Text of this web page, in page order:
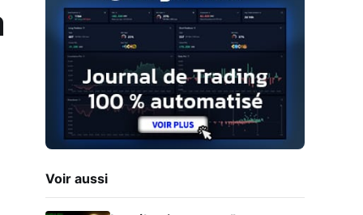
Voir aussi